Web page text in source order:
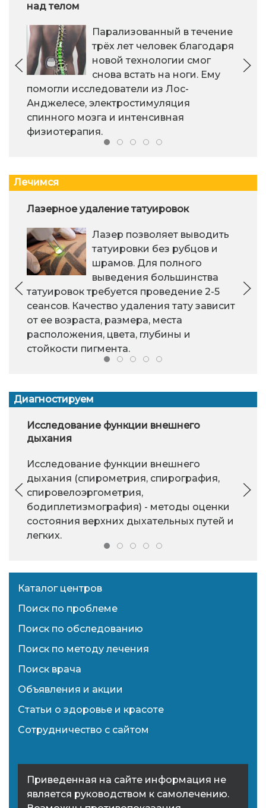
над телом
Парализованный в течение
трёх лет человек благодаря
новой технологии смог
снова встать на ноги. Ему
помогли исследователи из Лос-
Анджелесе, электростимуляция
спинного мозга и интенсивная
физиотерапия.
Лечимся
Лазерное удаление татуировок
Лазер позволяет выводить
татуировки без рубцов и
шрамов. Для полного
выведения большинства
татуировок требуется проведение 2-5
сеансов. Качество удаления тату зависит
от ее возраста, размера, места
расположения, цвета, глубины и
стойкости пигмента.
Диагностируем
Исследование функции внешнего
дыхания
Исследование функции внешнего
дыхания (спирометрия, спирография,
спировелоэргометрия,
бодиплетизмография) - методы оценки
состояния верхних дыхательных путей и
легких.
Каталог центров
Поиск по проблеме
Поиск по обследованию
Поиск по методу лечения
Поиск врача
Объявления и акции
Статьи о здоровье и красоте
Сотрудничество с сайтом
Приведенная на сайте информация не
является руководством к самолечению.